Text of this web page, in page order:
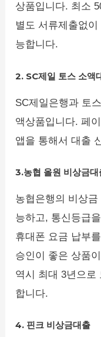
상품입니다. 최소
별도 서류제출없
능합니다.
2. SC제일 토스 소액
SC제일은행과 토
액상품입니다. 페
앱을 통해서 대출
3.농협 올원 비상금대
농협은행의 비상
능하고, 통신등급
휴대폰 요금 납부
승인이 좋은 상품
역시 최대 3년으로
합니다.
4. 핀크 비상금대출